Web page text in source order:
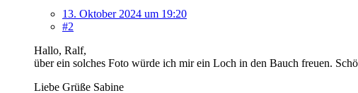
13. Oktober 2024 um 19:20
#2
Hallo, Ralf,
über ein solches Foto würde ich mir ein Loch in den Bauch freuen.
Liebe Grüße Sabine